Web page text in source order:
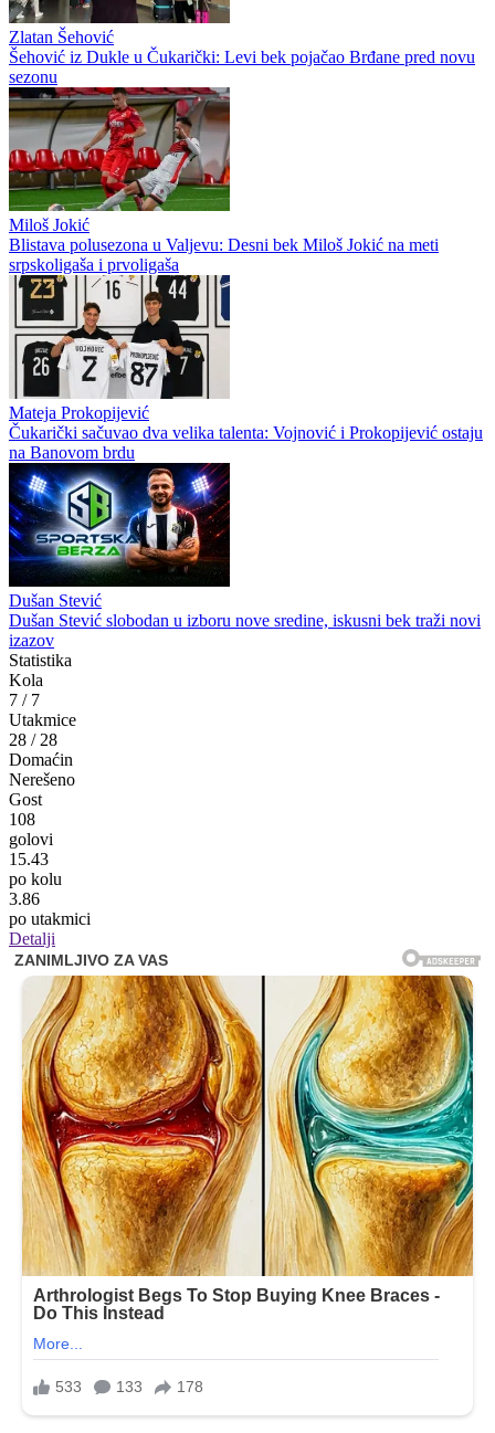
Zlatan Šehović
Šehović iz Dukle u Čukarički: Levi bek pojačao Brđane pred novu
sezonu
Miloš Jokić
Blistava polusezona u Valjevu: Desni bek Miloš Jokić na meti
srpskoligaša i prvoligaša
Mateja Prokopijević
Čukarički sačuvao dva velika talenta: Vojnović i Prokopijević ostaju
na Banovom brdu
Dušan Stević
Dušan Stević slobodan u izboru nove sredine, iskusni bek traži novi
izazov
Statistika
Kola
7 / 7
Utakmice
28 / 28
Domaćin
Nerešeno
Gost
108
golovi
15.43
po kolu
3.86
po utakmici
Detalji